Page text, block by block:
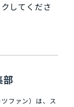
してくださ
部
ファン）は、ス